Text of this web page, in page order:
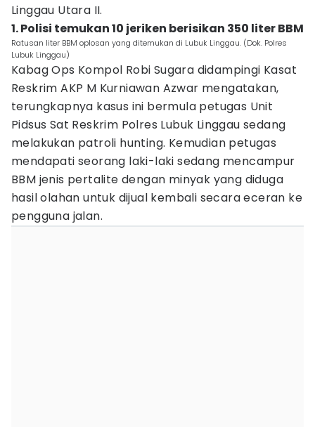
Linggau Utara II.
1. Polisi temukan 10 jeriken berisikan 350 liter BBM
Ratusan liter BBM oplosan yang ditemukan di Lubuk Linggau. (Dok. Polres
Lubuk Linggau)
Kabag Ops Kompol Robi Sugara didampingi Kasat
Reskrim AKP M Kurniawan Azwar mengatakan,
terungkapnya kasus ini bermula petugas Unit
Pidsus Sat Reskrim Polres Lubuk Linggau sedang
melakukan patroli hunting. Kemudian petugas
mendapati seorang laki-laki sedang mencampur
BBM jenis pertalite dengan minyak yang diduga
hasil olahan untuk dijual kembali secara eceran ke
pengguna jalan.